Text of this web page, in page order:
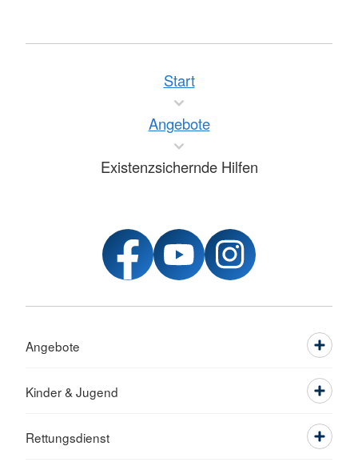
Start
Angebote
Existenzsichernde Hilfen
Angebote
Kinder & Jugend
Rettungsdienst